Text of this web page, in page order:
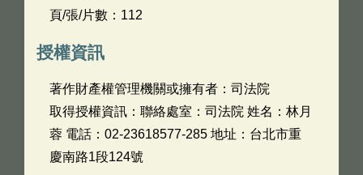
頁/張/片數：112
授權資訊
著作財產權管理機關或擁有者：司法院
取得授權資訊：聯絡處室：司法院 姓名：林月
蓉 電話：02-23618577-285 地址：台北市重
慶南路1段124號